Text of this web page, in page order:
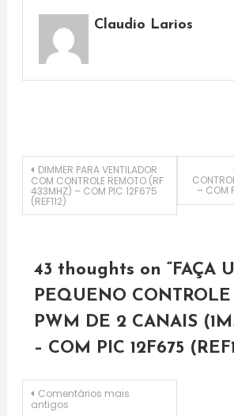
Claudio Larios
Navegação
de
DIMMER PARA VENTILADOR
COM CONTROLE REMOTO (RF
433MHZ) – COM PIC 12F675
(REF112)
– COM
43 thoughts on “FAÇA
PEQUENO
PWM DE 2 CANAIS
– COM PIC 12F675
Navegação
Comentários mais
antigos